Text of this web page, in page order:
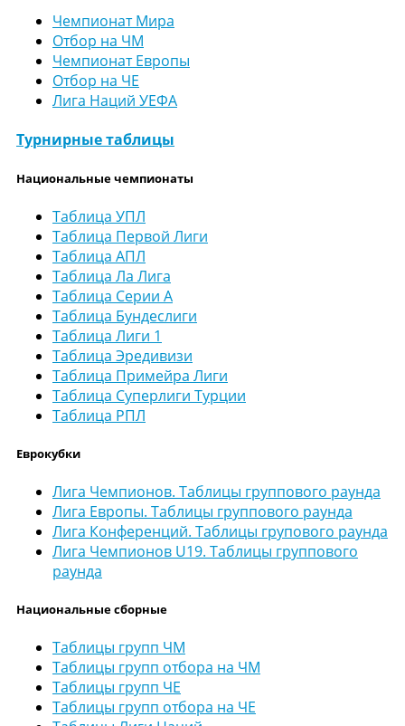
Чемпионат Мира
Отбор на ЧМ
Чемпионат Европы
Отбор на ЧЕ
Лига Наций УЕФА
Турнирные таблицы
Национальные чемпионаты
Таблица УПЛ
Таблица Первой Лиги
Таблица АПЛ
Таблица Ла Лига
Таблица Серии А
Таблица Бундеслиги
Таблица Лиги 1
Таблица Эредивизи
Таблица Примейра Лиги
Таблица Суперлиги Турции
Таблица РПЛ
Еврокубки
Лига Чемпионов. Таблицы группового раунда
Лига Европы. Таблицы группового раунда
Лига Конференций. Таблицы групового раунда
Лига Чемпионов U19. Таблицы группового
раунда
Национальные сборные
Таблицы групп ЧМ
Таблицы групп отбора на ЧМ
Таблицы групп ЧЕ
Таблицы групп отбора на ЧЕ